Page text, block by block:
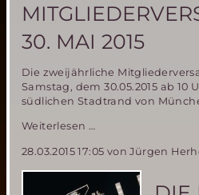
am
30.
Mai
(aktualisiert)
30. MAI 2015
Die zweijährliche
Samstag, dem 30.05.2015 ab
südlichen Stadtrand von
Weiterlesen …
Mars
Society
Deutschland
28.03.2015 17:05 von Jürgen